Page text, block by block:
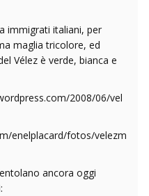
immigrati italiani, per
maglia tricolore, ed
Vélez è verde, bianca e
2008/06/vel
enelplacard/fotos/velezm
ancora oggi